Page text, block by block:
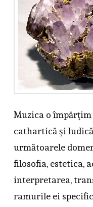
Muzica o
cathartică şi
următoarele
filosofia, estetica,
interpretarea,
ramurile ei